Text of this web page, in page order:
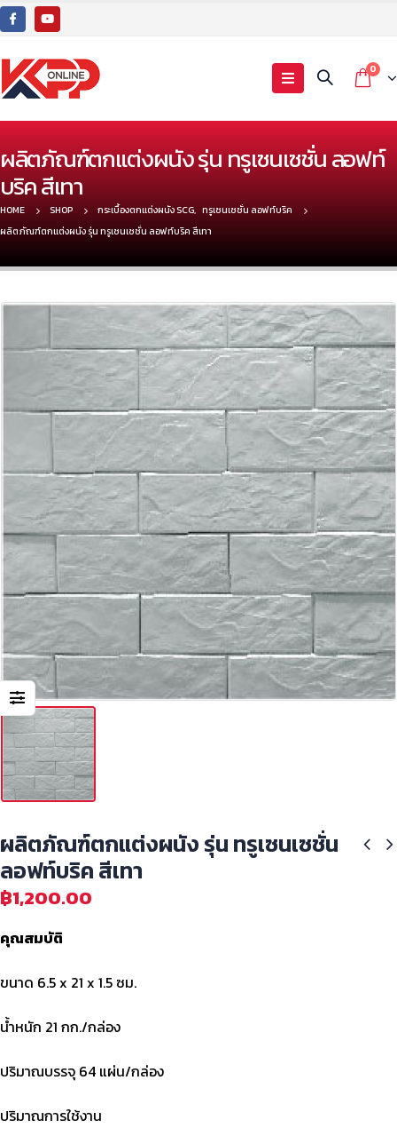
0
ผลิตภัณฑ์ตกแต่งผนัง รุ่น ทรูเซนเซชั่น ลอฟท์
บริค สีเทา
HOME SHOP กระเบื้องตกแต่งผนัง SCG, ทรูเซนเซชั่น ลอฟท์บริค
ผลิตภัณฑ์ตกแต่งผนัง รุ่น ทรูเซนเซชั่น ลอฟท์บริค สีเทา
ผลิตภัณฑ์ตกแต่งผนัง รุ่น ทรูเซนเซชั่น
ลอฟท์บริค สีเทา
฿1,200.00
คุณสมบัติ
ขนาด 6.5 x 21 x 1.5 ซม.
น้ำหนัก 21 กก./กล่อง
ปริมาณบรรจุ 64 แผ่น/กล่อง
ปริมาณการใช้งาน